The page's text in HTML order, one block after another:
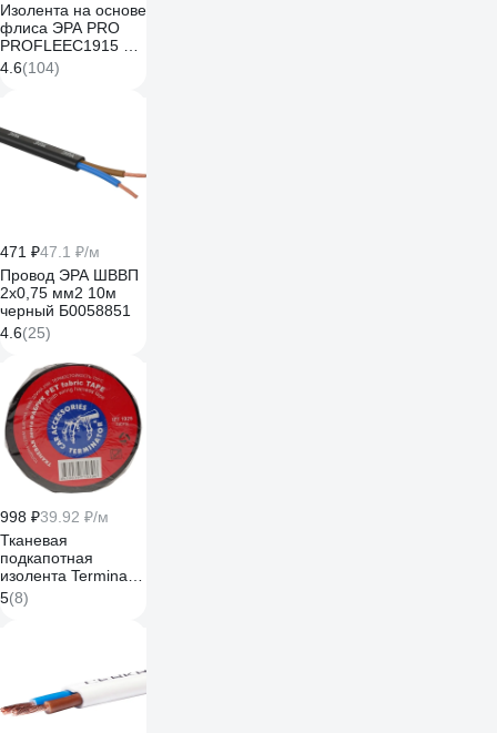
Изолента на основе
флиса ЭРА PRO
PROFLEEC1915 19
мм, 15 м, 0,3 мм,
черная Б0057181
4.6(104)
471 ₽47.1 ₽/м
Провод ЭРА ШВВП
2x0,75 мм2 10м
черный Б0058851
4.6(25)
998 ₽39.92 ₽/м
Тканевая
подкапотная
изолента Terminator
Izt 1925 fabric,
19мм х 25м,
5(8)